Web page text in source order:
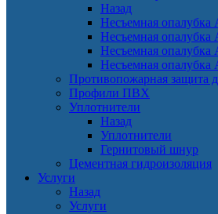
Назад
Несъемная
Несъемная
Несъемная
Несъемная
Противопожарная защита
Профили ПВХ
Уплотнители
Назад
Уплотнители
Гернитовый шнур
Цементная гидроизоляция
Услуги
Назад
Услуги